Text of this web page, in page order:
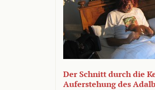
Der Schnitt durch die
Auferstehung des